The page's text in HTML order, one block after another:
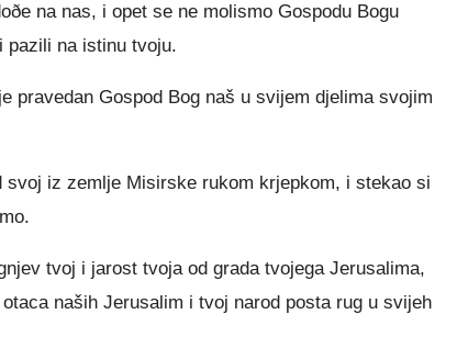
na nas, i opet se ne molismo Gospodu Bogu
pazili na istinu tvoju.
pravedan Gospod Bog naš u svijem djelima svojim
iz zemlje Misirske rukom krjepkom, i stekao si
tvoj i jarost tvoja od grada tvojega Jerusalima,
naših Jerusalim i tvoj narod posta rug u svijeh